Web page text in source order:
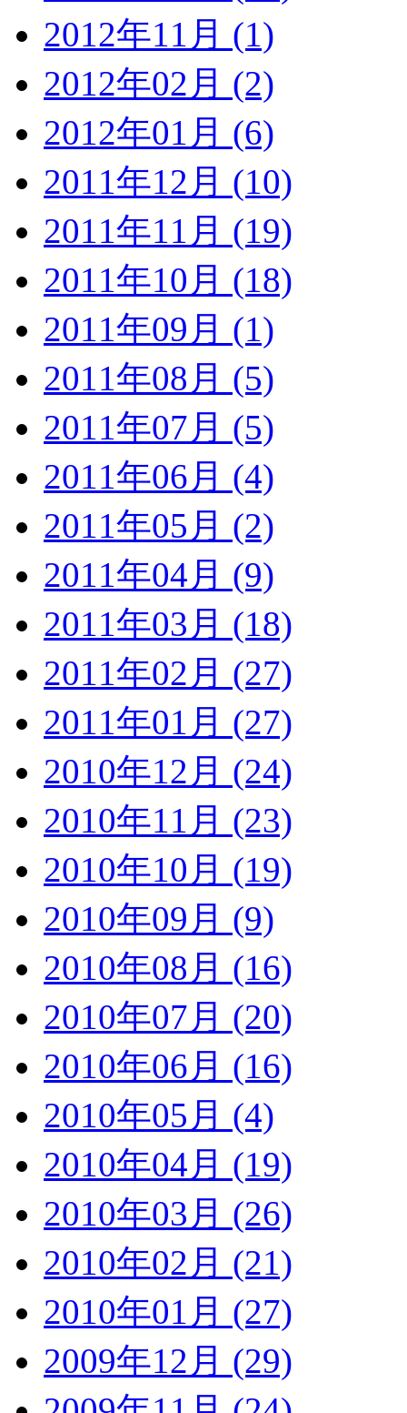
2012年11月 (1)
2012年02月 (2)
2012年01月 (6)
2011年12月 (10)
2011年11月 (19)
2011年10月 (18)
2011年09月 (1)
2011年08月 (5)
2011年07月 (5)
2011年06月 (4)
2011年05月 (2)
2011年04月 (9)
2011年03月 (18)
2011年02月 (27)
2011年01月 (27)
2010年12月 (24)
2010年11月 (23)
2010年10月 (19)
2010年09月 (9)
2010年08月 (16)
2010年07月 (20)
2010年06月 (16)
2010年05月 (4)
2010年04月 (19)
2010年03月 (26)
2010年02月 (21)
2010年01月 (27)
2009年12月 (29)